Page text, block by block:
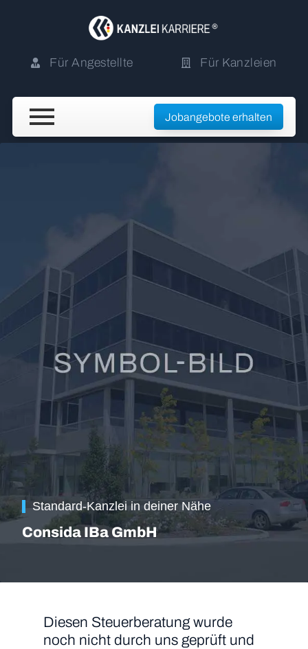
Für Angestellte Für Kanzleien
Jobangebote erhalten
Standard-Kanzlei in deiner Nähe
Consida IBa GmbH
Diesen Steuerberatung wurde
noch nicht durch uns geprüft und